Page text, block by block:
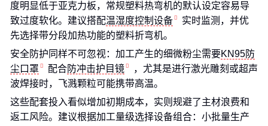
度明显低于亚克力板，常规塑料热弯机的默认设定容易导
致过度软化。建议搭配温湿度控制设备
实时监测，并优
先选择带分段加热功能的塑料折弯机。
安全防护同样不可忽视：加工产生的细微粉尘需要KN95防
尘口罩
配合防冲击护目镜
，尤其是进行激光雕刻或超声
波焊接时，飞溅颗粒可能携带高温。
这些配套投入看似增加初期成本，实则规避了主材浪费和
返工风险。建议根据加工量级选择设备组合：小批量生产